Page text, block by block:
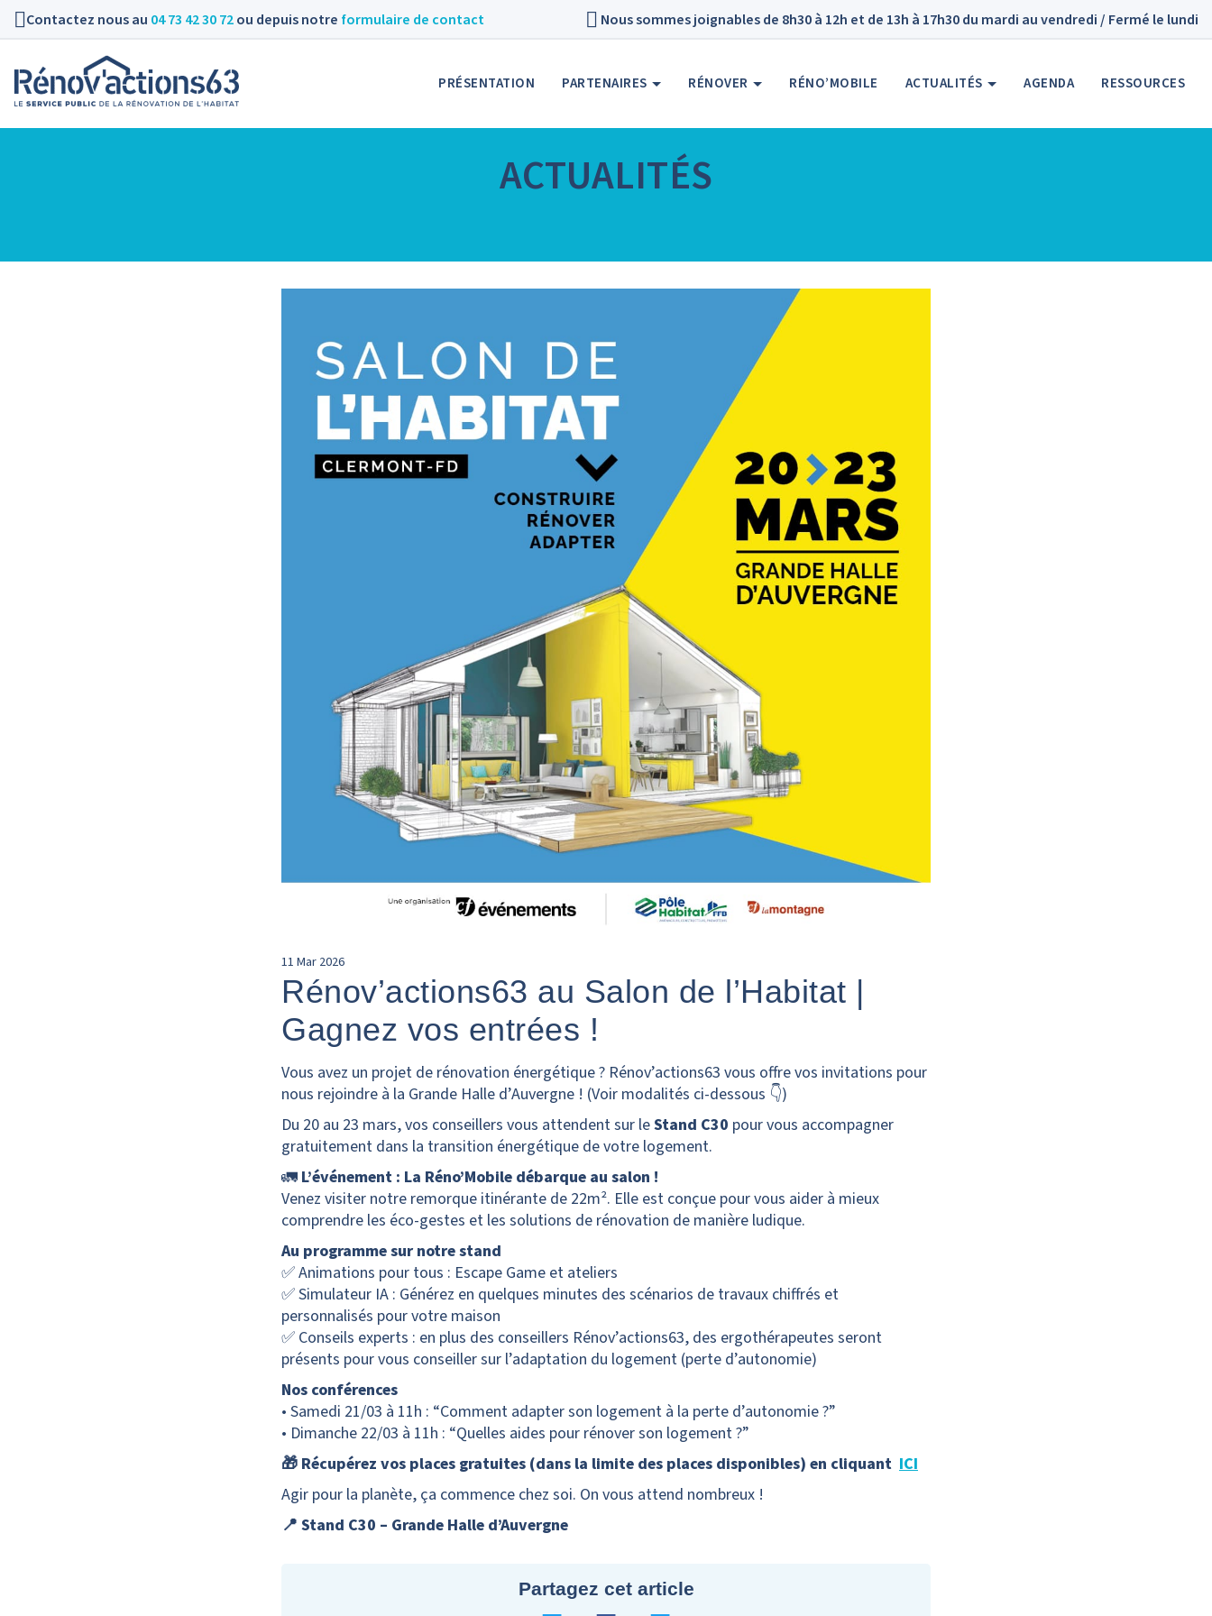
Contactez nous au 04 73 42 30 72ou depuis notre formulaire de contact Nous sommes joignables de 8h30 à 12h et de 13h à 17h30 du mardi au vendredi / Fermé le lundi
PRÉSENTATION PARTENAIRES RÉNOVER RÉNO’MOBILE ACTUALITÉS AGENDA RESSOURCES
ACTUALITÉS
11Mar2026
Rénov’actions63 au Salon de l’Habitat |
Gagnez vos entrées !
Vous avez un projet de rénovation énergétique ? Rénov’actions63 vous offre vos invitations pour
nous rejoindre à la Grande Halle d’Auvergne ! (Voir modalités ci-dessous 👇)
Du 20 au 23 mars, vos conseillers vous attendent sur leStand C30 pour vous accompagner
gratuitement dans la transition énergétique de votre logement.
🚛 L’événement : La Réno’Mobile débarque au salon !
Venez visiter notre remorque itinérante de 22m². Elle est conçue pour vous aider à mieux
comprendre les éco-gestes et les solutions de rénovation de manière ludique.
Au programme sur notre stand
✅Animations pour tous : Escape Game et ateliers
✅Simulateur IA : Générez en quelques minutes des scénarios de travaux chiffrés et
personnalisés pour votre maison
✅ Conseils experts : en plus des conseillers Rénov’actions63, des ergothérapeutes seront
présents pour vous conseiller sur l’adaptation du logement (perte d’autonomie)
Nos conférences
• Samedi 21/03 à 11h : “Comment adapter son logement à la perte d’autonomie ?”
• Dimanche 22/03 à 11h : “Quelles aides pour rénover son logement ?”
🎁 Récupérez vos places gratuites (dans la limite des places disponibles) en cliquant ICI
Agir pour la planète, ça commence chez soi. On vous attend nombreux !
📍 Stand C30 – Grande Halle d’Auvergne
Partagez cet article